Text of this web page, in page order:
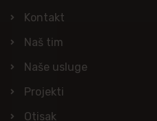
Kontakt
Naš tim
Naše usluge
Projekti
Otisak